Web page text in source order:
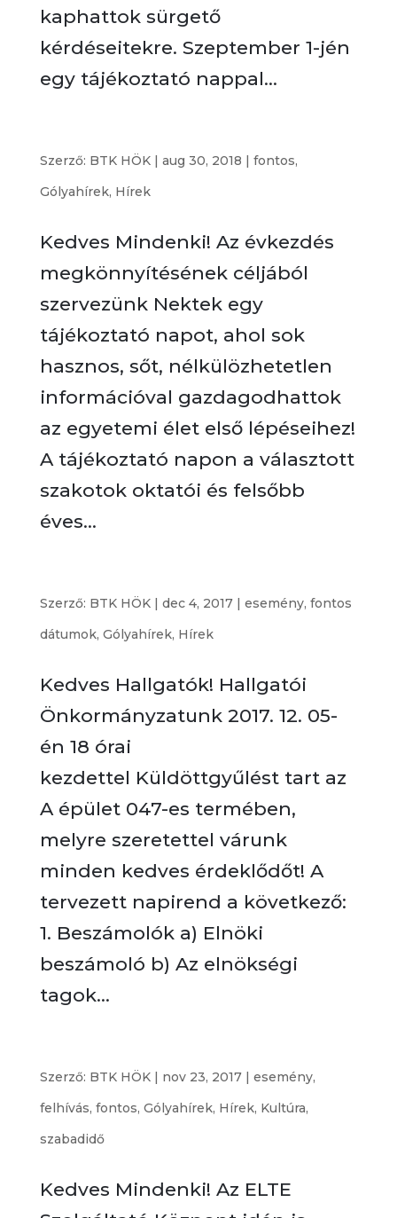
kaphattok sürgető
kérdéseitekre. Szeptember 1-jén
egy tájékoztató nappal...
Szerző: BTK HÖK| aug 30, 2018 fontos,
Gólyahírek, Hírek
Kedves Mindenki! Az évkezdés
megkönnyítésének céljából
szervezünk Nektek egy
tájékoztató napot, ahol sok
hasznos, sőt, nélkülözhetetlen
információval gazdagodhattok
az egyetemi élet első lépéseihez!
A tájékoztató napon a választott
szakotok oktatói és felsőbb
éves...
Szerző: BTK HÖK| dec 4, 2017| esemény, fontos
dátumok, Gólyahírek, Hírek
Kedves Hallgatók! Hallgatói
Önkormányzatunk 2017. 12. 05-
én 18 órai
kezdettel Küldöttgyűlést tart az
A épület 047-es termében,
melyre szeretettel várunk
minden kedves érdeklődőt! A
tervezett napirend a következő:
1. Beszámolók a) Elnöki
beszámoló b) Az elnökségi
tagok...
Szerző: BTK HÖK| nov 23, 2017| esemény,
felhívás, fontos, Gólyahírek, Hírek, Kultúra,
szabadidő
Kedves Mindenki! Az ELTE